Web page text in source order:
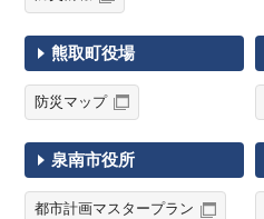
熊取町役場
防災マップ
泉南市役所
都市計画マスタープラン